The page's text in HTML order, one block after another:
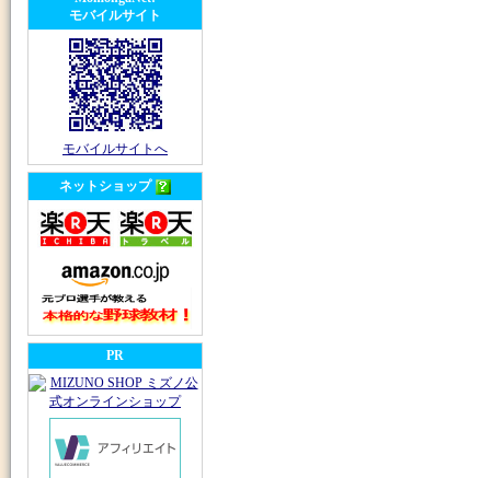
モバイルサイト
モバイルサイトへ
ネットショップ
PR